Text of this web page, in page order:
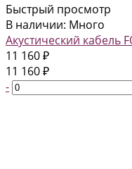
Быстрый просмотр
В наличии: Много
Акустический кабель
11 160 ₽
11 160 ₽
-